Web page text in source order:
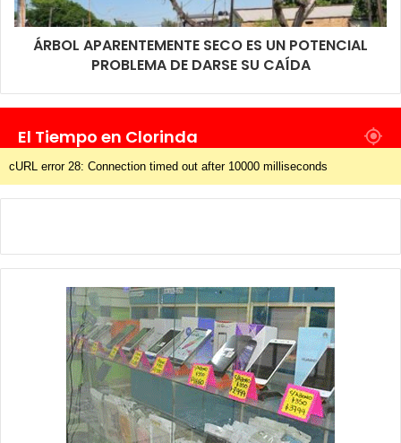
ÁRBOL APARENTEMENTE SECO ES UN POTENCIAL
PROBLEMA DE DARSE SU CAÍDA
El Tiempo en Clorinda
cURL error 28: Connection timed out after 10000 milliseconds